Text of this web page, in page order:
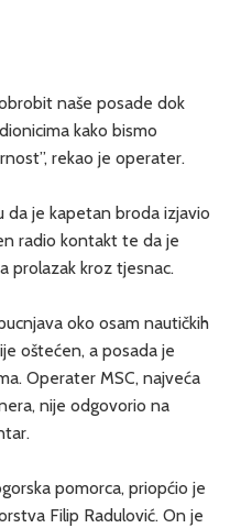
naše posade dok
kako bismo
rekao je operater.
da je kapetan broda izjavio
radio kontakt te da je
prolazak kroz tjesnac.
oko osam nautičkih
oštećen, a posada je
Operater MSC, najveća
nije odgovorio na
pomorca, priopćio je
Filip Radulović. On je